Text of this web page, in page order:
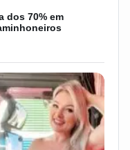
dos 70% em